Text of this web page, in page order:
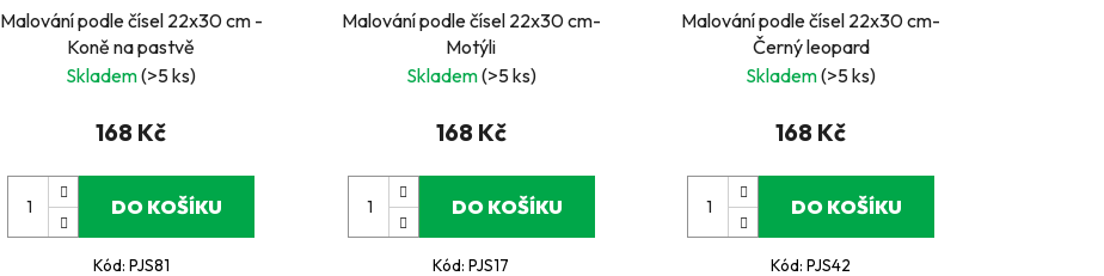
Malování podle čísel 22x30 cm -
Koně na pastvě
Skladem(>5 ks)
168 Kč
DO KOŠÍKU
Kód: PJS81
Malování podle čísel 22x30 cm-
Motýli
Skladem(>5 ks)
168 Kč
DO KOŠÍKU
Kód:PJS17
Malování podle čísel 22x30 cm-
Černý leopard
Skladem(>5 ks)
168 Kč
DO KOŠÍKU
Kód:PJS42